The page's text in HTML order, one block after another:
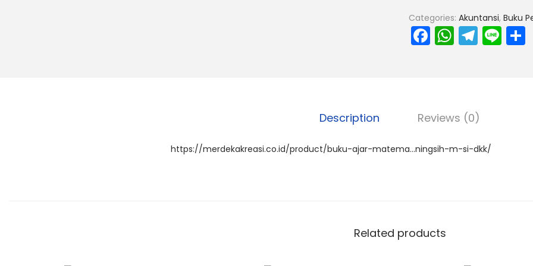
Categories: Akuntansi, Buku
F
a
b
o
o
W
h
A
p
p
T
el
a
m
Li
n
Description Reviews (0)
https://merdekakreasi.co.id/product/buku-ajar-matema…ningsih-m-si-dkk/
Related products